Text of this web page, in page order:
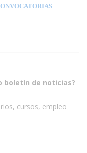
boletín de noticias?
cursos, empleo